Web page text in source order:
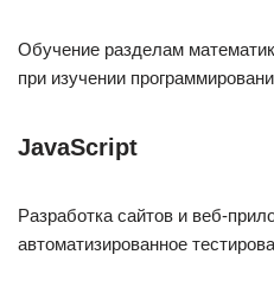
Обучение разделам
при изучении
JavaScript
Разработка сайтов и веб-
автоматизированное